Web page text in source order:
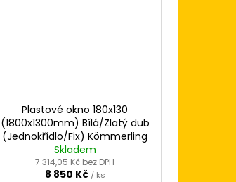
Plastové okno 180x130
(1800x1300mm) Bílá/Zlatý dub
(Jednokřídlo/Fix) Kömmerling
70 AD
Skladem
7 314,05 Kč bez DPH
8 850 Kč / ks